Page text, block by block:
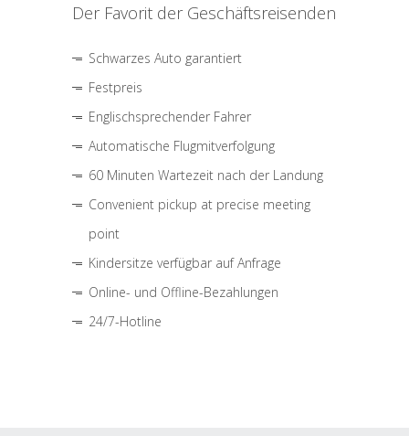
Der Favorit der Geschäftsreisenden
Schwarzes Auto garantiert
Festpreis
Englischsprechender Fahrer
Automatische Flugmitverfolgung
60 Minuten Wartezeit nach der Landung
Convenient pickup at precise meeting
point
Kindersitze verfügbar auf Anfrage
Online- und Offline-Bezahlungen
24/7-Hotline